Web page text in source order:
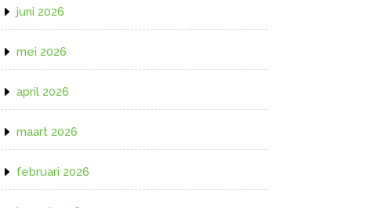
juni 2026
mei 2026
april 2026
maart 2026
februari 2026